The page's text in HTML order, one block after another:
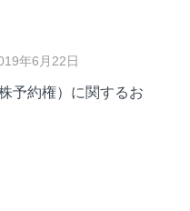
年6月22日
予約権）に関するお